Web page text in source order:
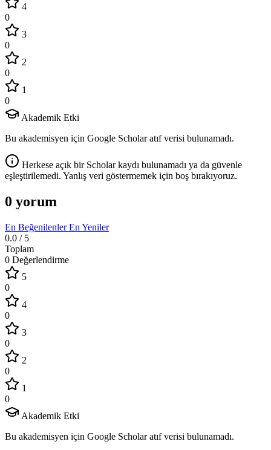
4
0
3
0
2
0
1
0
Akademik Etki
Bu akademisyen için Google Scholar atıf verisi bulunamadı.
Herkese açık bir Scholar kaydı bulunamadı ya da güvenle
eşleştirilemedi. Yanlış veri göstermemek için boş bırakıyoruz.
0 yorum
En BeğenilenlerEn Yeniler
0.0 / 5
Toplam
0 Değerlendirme
5
0
4
0
3
0
2
0
1
0
Akademik Etki
Bu akademisyen için Google Scholar atıf verisi bulunamadı.